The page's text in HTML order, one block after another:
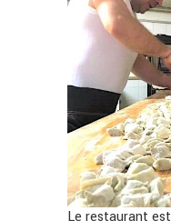
Le restaurant est